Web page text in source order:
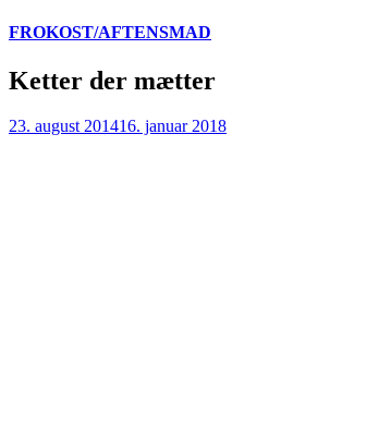
Skip
content
FROKOST/AFTENSMAD
Ketter der mætter
23. august 201416. januar 2018